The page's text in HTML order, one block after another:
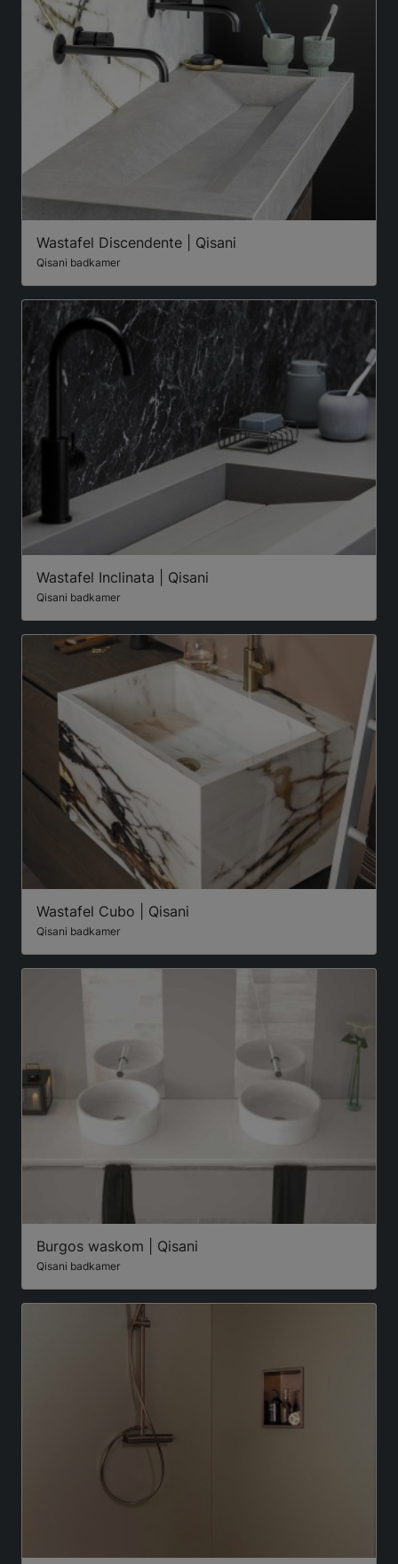
Wastafel Discendente | Qisani
Qisani badkamer
Wastafel Inclinata | Qisani
Qisani badkamer
Wastafel Cubo | Qisani
Qisani badkamer
Burgos waskom | Qisani
Qisani badkamer